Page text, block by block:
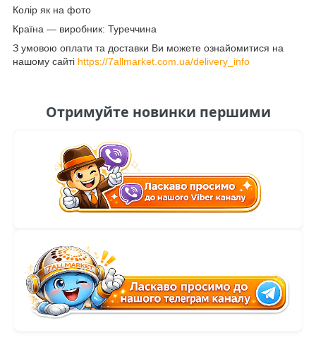
Колір як на фото
Країна — виробник: Туреччина
З умовою оплати та доставки Ви можете ознайомитися на
нашому сайті https://7allmarket.com.ua/delivery_info
Отримуйте новинки першими